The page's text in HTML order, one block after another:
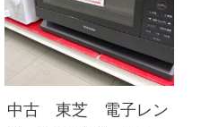
中古 東芝 電子レン